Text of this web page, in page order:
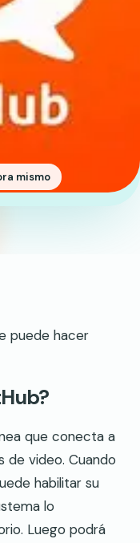
mismo
puede hacer
que conecta a
de video. Cuando
habilitar su
lo
Luego podrá